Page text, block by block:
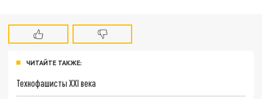
ЧИТАЙТЕ ТАКЖЕ:
Технофашисты XXI века